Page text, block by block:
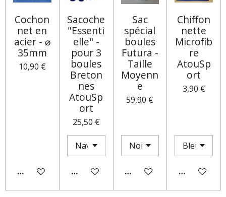
Cochon
net en
acier - ⌀
35mm
10,90 €
AJOUTER AU PANIER
Sacoche
"Essenti
elle" -
pour 3
boules
Breton
nes
AtouSp
ort
25,50 €
AJOUTER AU PANIER
Sac
spécial
boules
Futura -
Taille
Moyenn
e
59,90 €
M'AVERTIR SI DISPONIBLE
Chiffon
nette
Microfib
re
AtouSp
ort
3,90 €
AJOUTER